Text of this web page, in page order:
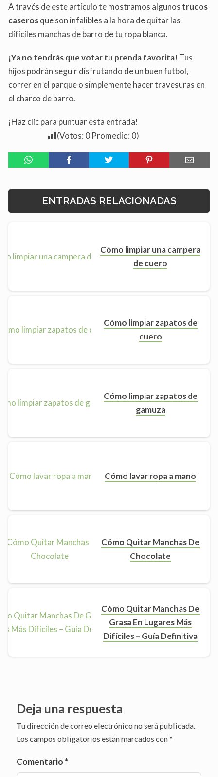
A través de este artículo te mostramos algunos trucos
caserosque son infalibles a la hora de quitar las
difíciles manchas de barro de tu ropa blanca.
¡Ya no tendrás que votar tu prenda favorita! Tus
hijos podrán seguir disfrutando de un buen futbol,
correr en el parque o simplemente hacer travesuras en
el charco de barro.
¡Haz clic para puntuar esta entrada!
(Votos: 0 Promedio: 0)
ENTRADAS RELACIONADAS
Cómo limpiar una campera
de cuero
Cómo limpiar zapatos de
cuero
Cómo limpiar zapatos de
gamuza
Cómo lavar ropa a mano
Cómo Quitar Manchas De
Chocolate
Cómo Quitar Manchas De
Grasa En Lugares Más
Difíciles – Guía Definitiva
Deja una respuesta
Tu dirección de correo electrónico no será publicada.
Los campos obligatorios están marcados con*
Comentario *